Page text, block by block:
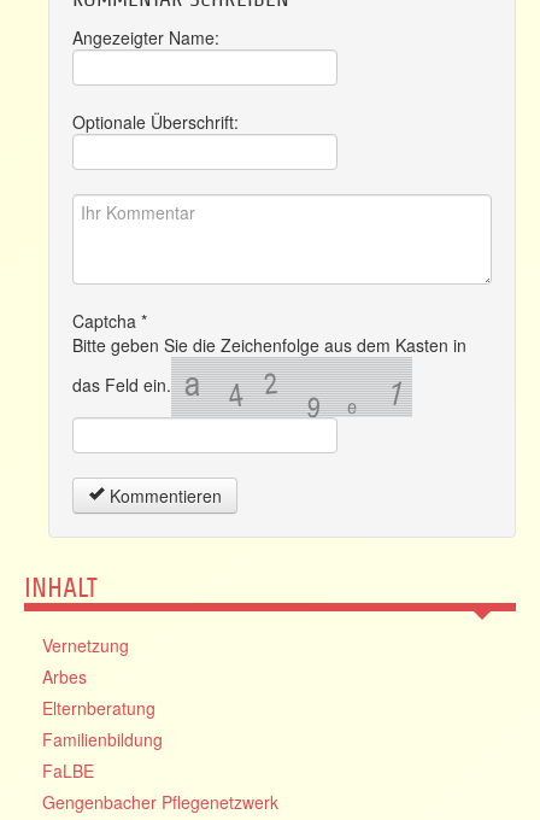
Angezeigter Name:
Optionale Überschrift:
Captcha *
Bitte geben Sie die Zeichenfolge aus dem Kasten in
das Feld ein.
Kommentieren
INHALT
Vernetzung
Arbes
Elternberatung
Familienbildung
FaLBE
Gengenbacher Pflegenetzwerk